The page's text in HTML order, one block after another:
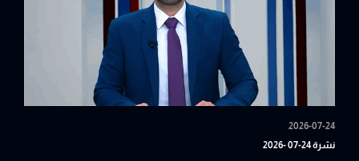
2026-07-24
نشرة 24-07 -2026